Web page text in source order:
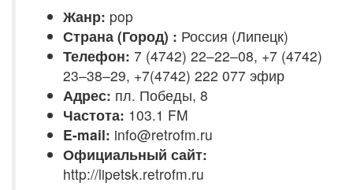
Жанр: pop
Страна (Город) : Россия (Липецк)
Телефон: 7 (4742) 22–22–08, +7 (4742)
23–38–29, +7(4742) 222 077 эфир
Адрес: пл. Победы, 8
Частота: 103.1 FM
E-mail: info@retrofm.ru
Официальный сайт:
http://lipetsk.retrofm.ru